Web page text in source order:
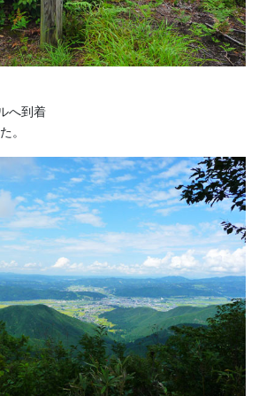
へ到着
。